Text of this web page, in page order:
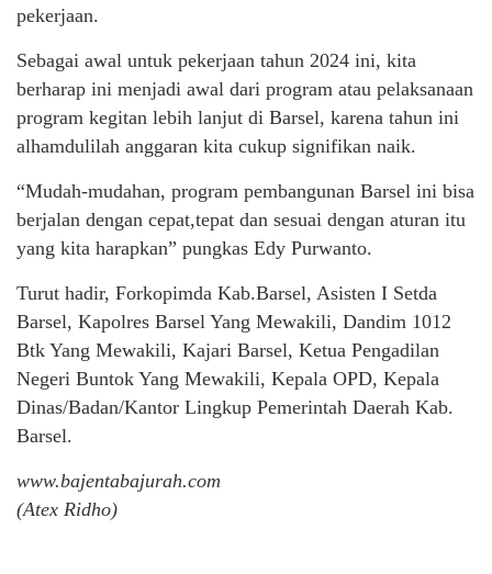
pekerjaan.
Sebagai awal untuk pekerjaan tahun 2024 ini, kita
berharap ini menjadi awal dari program atau pelaksanaan
program kegitan lebih lanjut di Barsel, karena tahun ini
alhamdulilah anggaran kita cukup signifikan naik.
“Mudah-mudahan, program pembangunan Barsel ini bisa
berjalan dengan cepat,tepat dan sesuai dengan aturan itu
yang kita harapkan” pungkas Edy Purwanto.
Turut hadir, Forkopimda Kab.Barsel, Asisten I Setda
Barsel, Kapolres Barsel Yang Mewakili, Dandim 1012
Btk Yang Mewakili, Kajari Barsel, Ketua Pengadilan
Negeri Buntok Yang Mewakili, Kepala OPD, Kepala
Dinas/Badan/Kantor Lingkup Pemerintah Daerah Kab.
Barsel.
www.bajentabajurah.com
(Atex Ridho)